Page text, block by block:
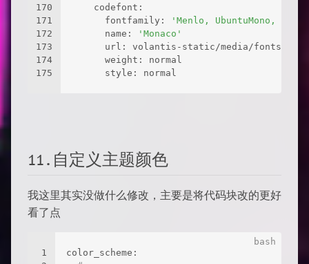
170
171
172
173
174
175
    codefont:
      fontfamily:
'Menlo, UbuntuMono,
      name:
'Monaco'
url: volantis-static/media/fonts/
      weight: normal
      style: normal
11.自定义主题颜色
我这里其实没做什么修改，主要是将代码块改的更好
看了点
1
color_scheme: